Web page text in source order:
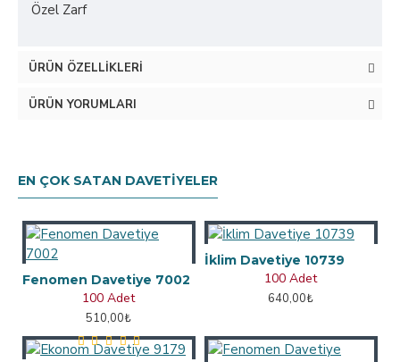
Özel Zarf
ÜRÜN ÖZELLIKLERI
ÜRÜN YORUMLARI
EN ÇOK SATAN DAVETIYELER
Fenomen Davetiye 7002
100 Adet
510,00₺
İklim Davetiye 10739
100 Adet
640,00₺